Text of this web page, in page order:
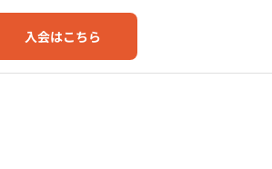
入会はこちら